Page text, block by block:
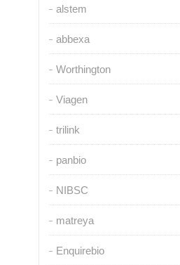
alstem
abbexa
Worthington
Viagen
trilink
panbio
NIBSC
matreya
Enquirebio